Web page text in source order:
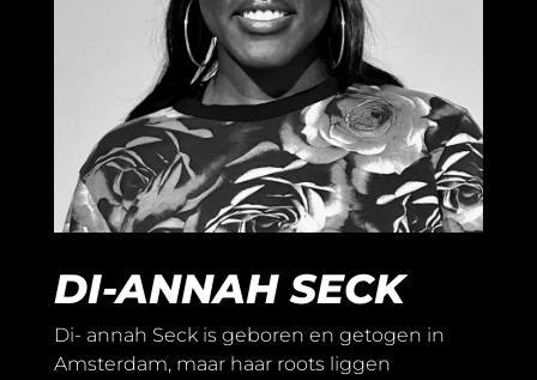
DI-ANNAH SECK
Di- annah Seck is geboren en getogen in
Amsterdam, maar haar roots liggen